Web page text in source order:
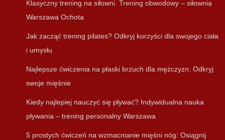
Klasyczny trening na siłowni. Trening obwodowy – siłownia
Warszawa Ochota
Jak zacząć trening pilates? Odkryj korzyści dla swojego ciała
i umysłu
Najlepsze ćwiczenia na płaski brzuch dla mężczyzn: Odkryj
swoje mięśnie
Kiedy najlepiej nauczyć się pływać? Indywidualna nauka
pływania – trening personalny Warszawa
5 prostych ćwiczeń na wzmacnianie mięśni nóg: Osiągnij